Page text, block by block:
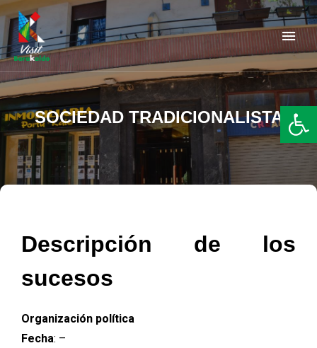
VISIT BARAKALDO
Barakaldo Turismo
SOCIEDAD TRADICIONALISTA
Descripción de los
sucesos
Organización política
Fecha: –